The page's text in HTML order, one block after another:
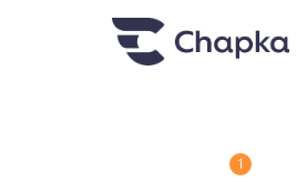
Chapka Seguro
1